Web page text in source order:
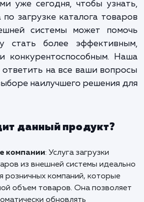
улучшению
вашего
в будущее
позволит
в быстро
оптимизировать
каталогом